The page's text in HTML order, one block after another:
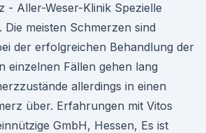
- Aller-Weser-Klinik Spezielle
meisten Schmerzen sind
der erfolgreichen Behandlung der
einzelnen Fällen gehen lang
allerdings in einen
über. Erfahrungen mit Vitos
GmbH, Hessen, Es ist